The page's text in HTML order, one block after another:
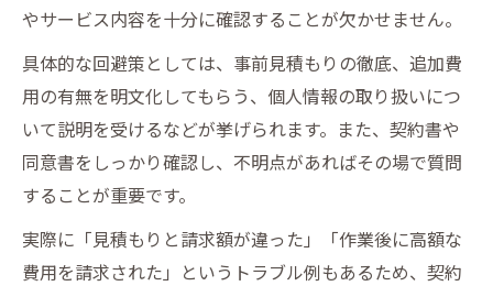
やサービス内容を十分に確認することが欠かせません。
具体的な回避策としては、事前見積もりの徹底、追加費
用の有無を明文化してもらう、個人情報の取り扱いにつ
いて説明を受けるなどが挙げられます。また、契約書や
同意書をしっかり確認し、不明点があればその場で質問
することが重要です。
実際に「見積もりと請求額が違った」「作業後に高額な
費用を請求された」というトラブル例もあるため、契約